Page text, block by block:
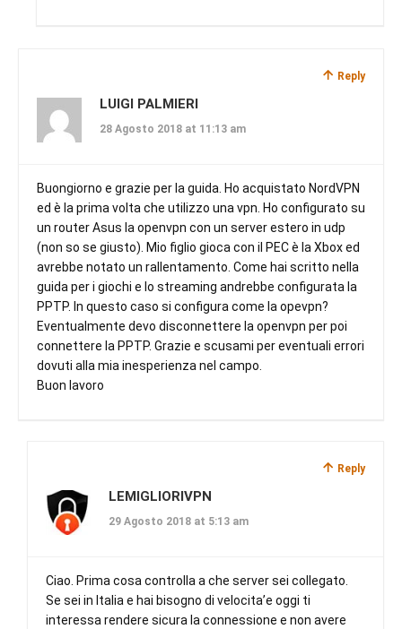
Reply
LUIGI PALMIERI
28 Agosto 2018 at 11:13 am
Buongiorno e grazie per la guida. Ho acquistato NordVPN
ed è la prima volta che utilizzo una vpn. Ho configurato su
un router Asus la openvpn con un server estero in udp
(non so se giusto). Mio figlio gioca con il PEC è la Xbox ed
avrebbe notato un rallentamento. Come hai scritto nella
guida per i giochi e lo streaming andrebbe configurata la
PPTP. In questo caso si configura come la opevpn?
Eventualmente devo disconnettere la openvpn per poi
connettere la PPTP. Grazie e scusami per eventuali errori
dovuti alla mia inesperienza nel campo.
Buon lavoro
Reply
LEMIGLIORIVPN
29 Agosto 2018 at 5:13 am
Ciao. Prima cosa controlla a che server sei collegato.
Se sei in Italia e hai bisogno di velocita’e oggi ti
interessa rendere sicura la connessione e non avere